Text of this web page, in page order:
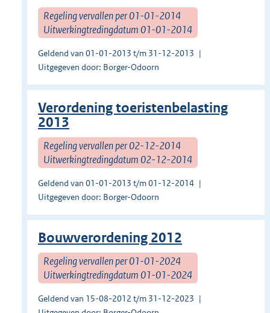
Regeling vervallen per 01-01-2014
Uitwerkingtredingdatum 01-01-2014
Geldend van 01-01-2013 t/m 31-12-2013
Uitgegeven door: Borger-Odoorn
Verordening toeristenbelasting
2013
Regeling vervallen per 02-12-2014
Uitwerkingtredingdatum 02-12-2014
Geldend van 01-01-2013 t/m 01-12-2014
Uitgegeven door: Borger-Odoorn
Bouwverordening 2012
Regeling vervallen per 01-01-2024
Uitwerkingtredingdatum 01-01-2024
Geldend van 15-08-2012 t/m 31-12-2023